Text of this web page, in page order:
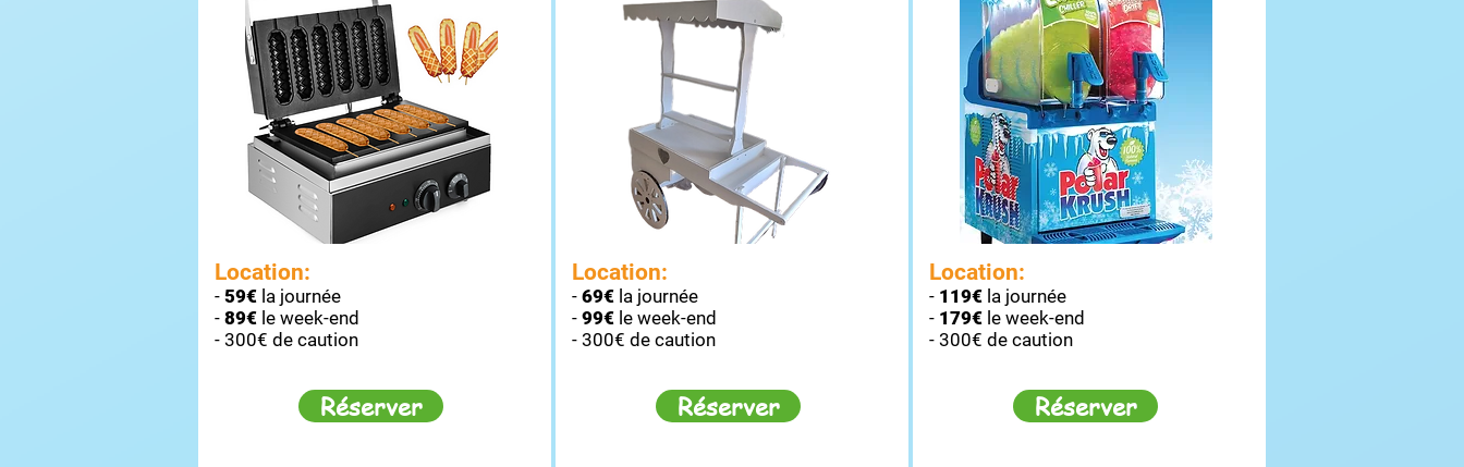
Location:
- 59€ la journée
- 89€ le week-end
- 300€ de caution
Réserver
Location:
- 69€ la journée
- 99€ le week-end
- 300€ de caution
Réserver
Location:
- 119€ la journée
- 179€ le week-end
- 300€ de caution
Réserver